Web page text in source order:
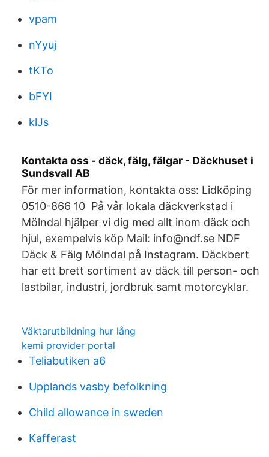
vpam
nYyuj
tKTo
bFYI
klJs
Kontakta oss - däck, fälg, fälgar - Däckhuset i
Sundsvall AB
För mer information, kontakta oss: Lidköping
0510-866 10 På vår lokala däckverkstad i
Mölndal hjälper vi dig med allt inom däck och
hjul, exempelvis köp Mail: info@ndf.se NDF
Däck & Fälg Mölndal på Instagram. Däckbert
har ett brett sortiment av däck till person- och
lastbilar, industri, jordbruk samt motorcyklar.
Väktarutbildning hur lång
kemi provider portal
Teliabutiken a6
Upplands vasby befolkning
Child allowance in sweden
Kafferast